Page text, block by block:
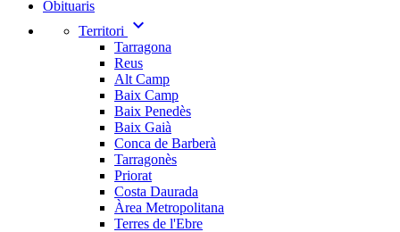
Obituaris
Territori
expand_more
Tarragona
Reus
Alt Camp
Baix Camp
Baix Penedès
Baix Gaià
Conca de Barberà
Tarragonès
Priorat
Costa Daurada
Àrea Metropolitana
Terres de l'Ebre